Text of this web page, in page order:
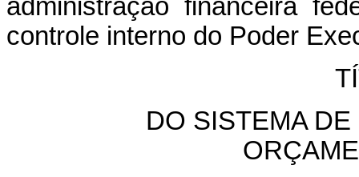
administração financeira
controle interno do Poder
DO SISTEMA